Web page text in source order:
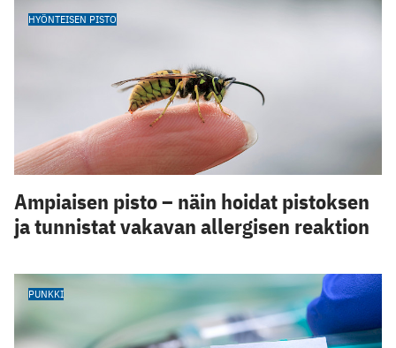
HYÖNTEISEN PISTO
Ampiaisen pisto – näin hoidat pistoksen
ja tunnistat vakavan allergisen reaktion
PUNKKI